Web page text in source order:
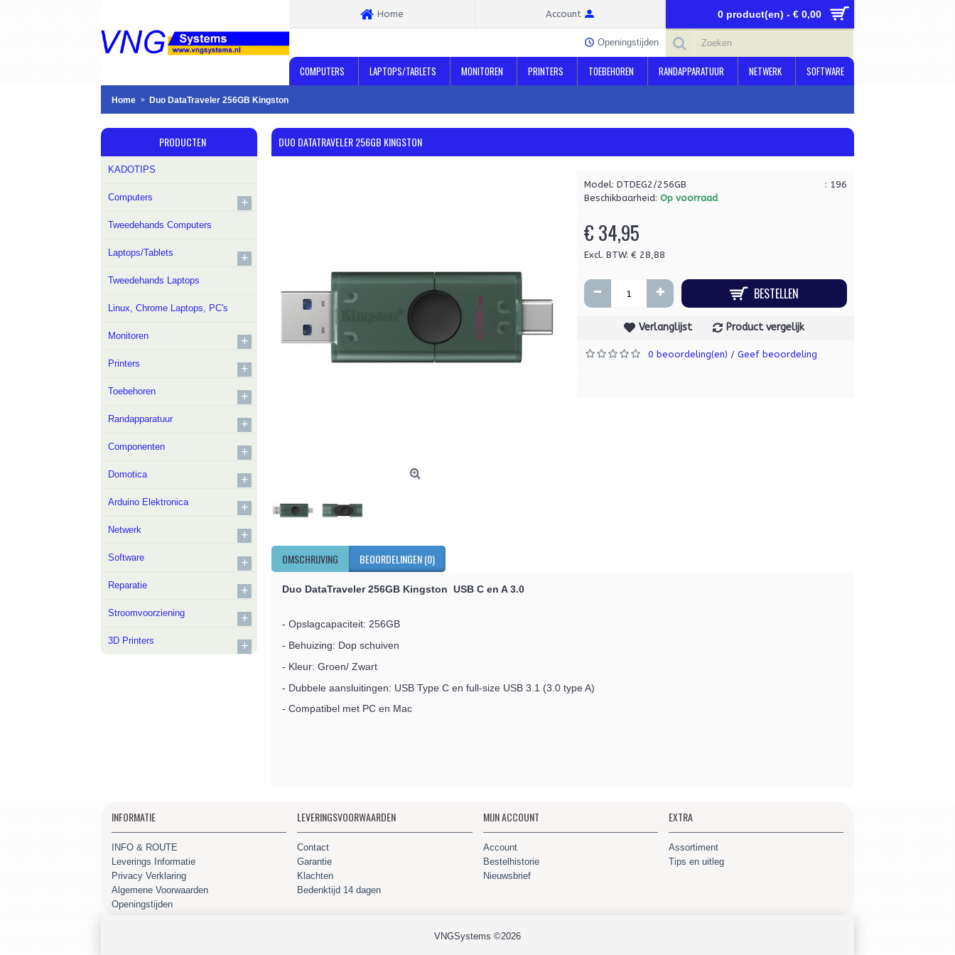
Home Account 0 product(en) - € 0,00
Openingstijden
COMPUTERS LAPTOPS/TABLETS MONITOREN PRINTERS TOEBEHOREN RANDAPPARATUUR NETWERK SOFTWARE
Home Duo DataTraveler 256GB Kingston
PRODUCTEN
KADOTIPS
Computers +
Tweedehands Computers
Laptops/Tablets +
Tweedehands Laptops
Linux, Chrome Laptops, PC's
Monitoren +
Printers +
Toebehoren +
Randapparatuur +
Componenten +
Domotica +
Arduino Elektronica +
Netwerk +
Software +
Reparatie +
Stroomvoorziening +
3D Printers +
DUO DATATRAVELER 256GB KINGSTON
: 196
Model: DTDEG2/256GB
Beschikbaarheid: Op voorraad
€ 34,95
Excl. BTW: € 28,88
- + BESTELLEN
Verlanglijst Product vergelijk
0 beoordeling(en) / Geef beoordeling
OMSCHRIJVING BEOORDELINGEN (0)
Duo DataTraveler 256GB Kingston USB C en A 3.0
- Opslagcapaciteit: 256GB
- Behuizing: Dop schuiven
- Kleur: Groen/ Zwart
- Dubbele aansluitingen: USB Type C en full-size USB 3.1 (3.0 type A)
- Compatibel met PC en Mac
INFORMATIE
INFO & ROUTE
Leverings Informatie
Privacy Verklaring
Algemene Voorwaarden
Openingstijden
LEVERINGSVOORWAARDEN
Contact
Garantie
Klachten
Bedenktijd 14 dagen
MIJN ACCOUNT
Account
Bestelhistorie
Nieuwsbrief
EXTRA
Assortiment
Tips en uitleg
VNGSystems ©2026